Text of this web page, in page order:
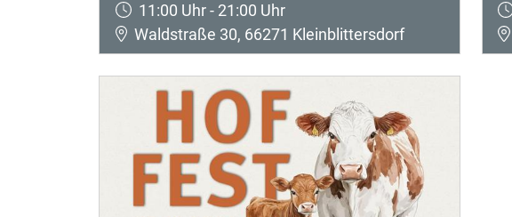
11:00 Uhr - 21:00 Uhr
Waldstraße 30, 66271 Kleinblittersdorf